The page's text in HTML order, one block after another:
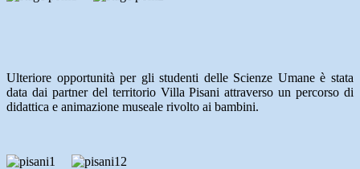
Ulteriore opportunità per gli studenti delle Scienze Umane è stata
data dai partner del territorio Villa Pisani attraverso un percorso di
didattica e animazione museale rivolto ai bambini.